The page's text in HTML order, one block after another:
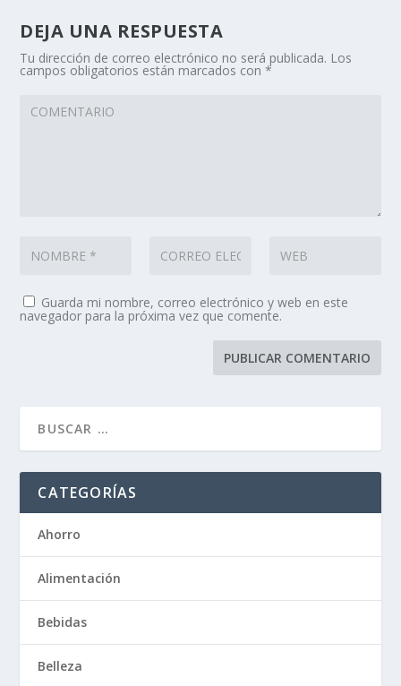
DEJA UNA RESPUESTA
Tu dirección de correo electrónico no será publicada. Los
campos obligatorios están marcados con*
Guarda mi nombre, correo electrónico y web en este
navegador para la próxima vez que comente.
CATEGORÍAS
Ahorro
Alimentación
Bebidas
Belleza